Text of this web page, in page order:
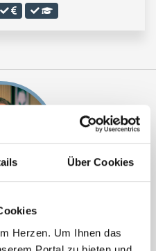
Über Cookies
Herzen. Um Ihnen das